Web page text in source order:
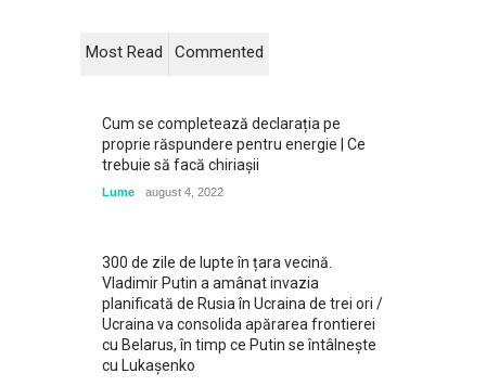
Most Read Commented
Cum se completează declarația pe
proprie răspundere pentru energie | Ce
trebuie să facă chiriașii
Lume august 4, 2022
300 de zile de lupte în țara vecină.
Vladimir Putin a amânat invazia
planificată de Rusia în Ucraina de trei ori /
Ucraina va consolida apărarea frontierei
cu Belarus, în timp ce Putin se întâlneşte
cu Lukaşenko